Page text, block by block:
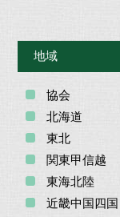
地域
協会
北海道
東北
関東甲信越
東海北陸
近畿中国四国